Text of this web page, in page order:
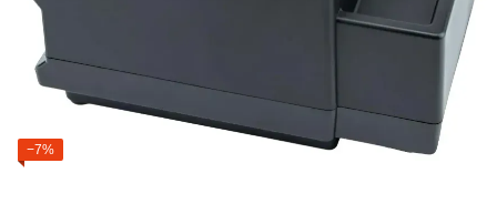
−7%